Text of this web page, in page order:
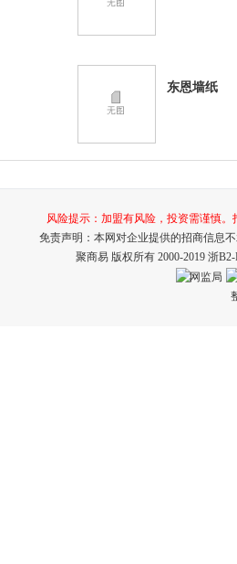
东恩墙纸
风险提示：加盟有风险，投资需谨慎。
免责声明：本网对企业提供的招商信息
聚商易 版权所有 2000-2019 浙